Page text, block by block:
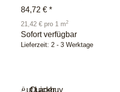
84,72 € *
21,42 € pro 1 m2
Sofort verfügbar
Lieferzeit: 2 - 3 Werktage
Quickbuy
Auf Lager